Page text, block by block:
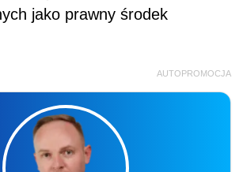
jako prawny środek
AUTOPROMOCJA